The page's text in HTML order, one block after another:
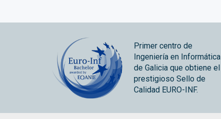
Primer centro de
Ingeniería en Informática
de Galicia que obtiene el
prestigioso Sello de
Calidad EURO-INF.